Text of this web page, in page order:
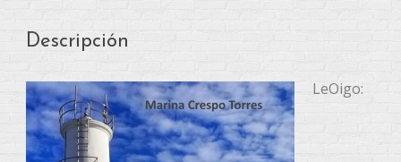
Descripción
LeOigo: